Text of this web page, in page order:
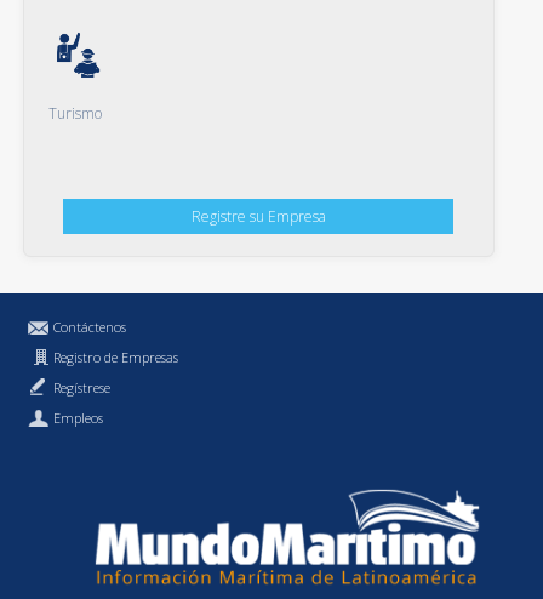
Turismo
Registre su Empresa
Contáctenos
Registro de Empresas
Regístrese
Empleos